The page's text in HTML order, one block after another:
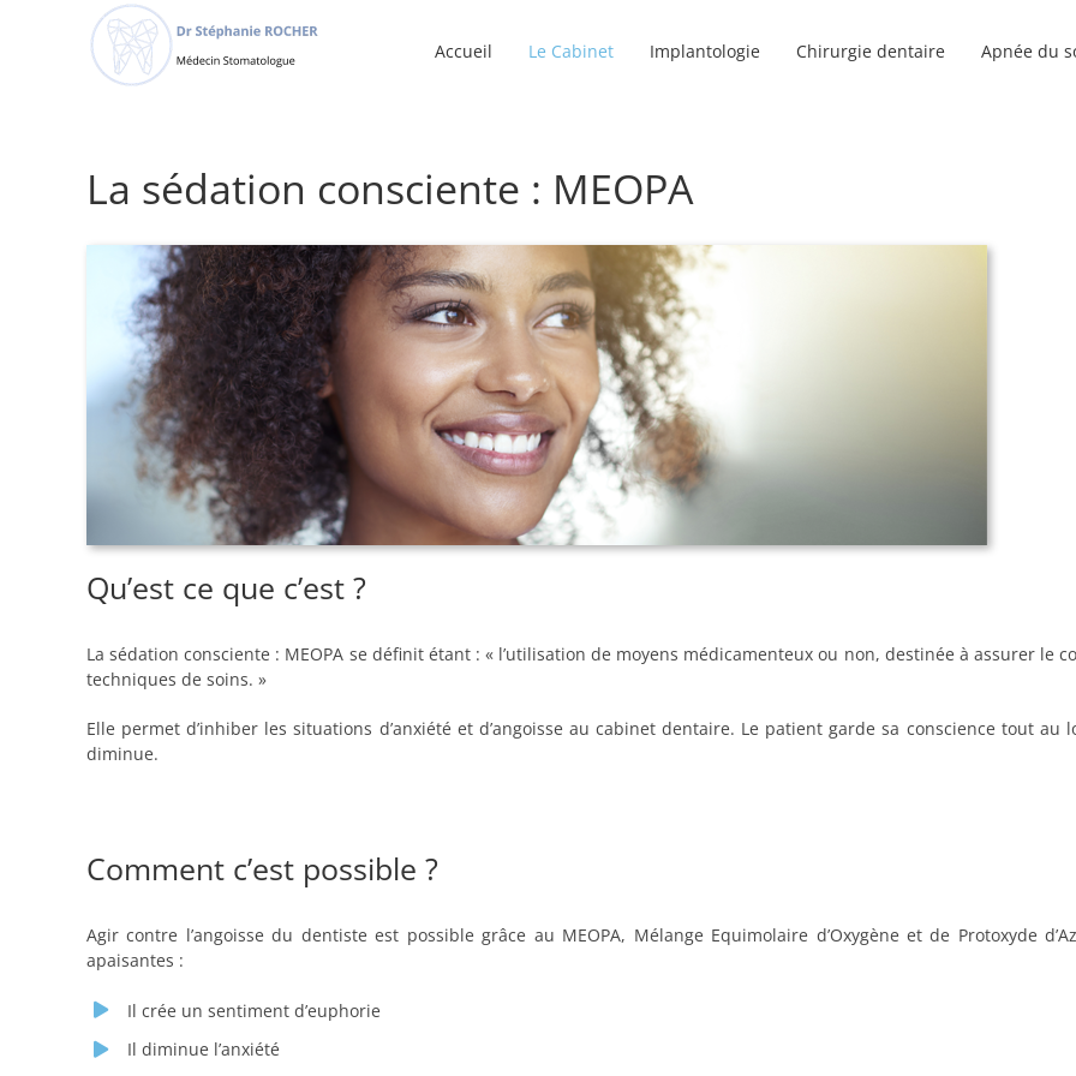
Accueil Le Cabinet Implantologie Chirurgie dentaire Apnée du
La sédation consciente : MEOPA
Qu’est ce que c’est ?
La sédation consciente : MEOPA se définit étant : « l’utilisation de moyens médicamenteux ou non, destinée à assurer
techniques de soins. »
Elle permet d’inhiber les situations d’anxiété et d’angoisse au cabinet dentaire. Le patient garde sa conscience tout
diminue.
Comment c’est possible ?
Agir contre l’angoisse du dentiste est possible grâce au MEOPA, Mélange Equimolaire d’Oxygène et de Protoxyde
apaisantes :
Il crée un sentiment d’euphorie
Il diminue l’anxiété